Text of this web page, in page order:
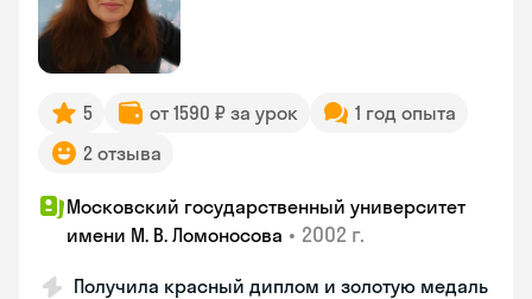
5 от 1590 ₽ за урок
1 год опыта
2 отзыва
Московский государственный университет
имени М. В. Ломоносова • 2002 г.
Получила красный диплом и золотую медаль